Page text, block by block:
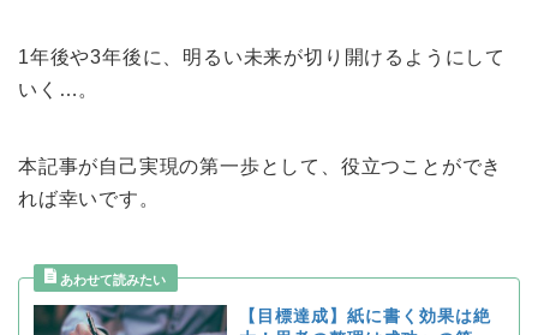
1年後や3年後に、明るい未来が切り開けるようにして
いく…。
本記事が自己実現の第一歩として、役立つことができ
れば幸いです。
【目標達成】紙に書く効果は絶